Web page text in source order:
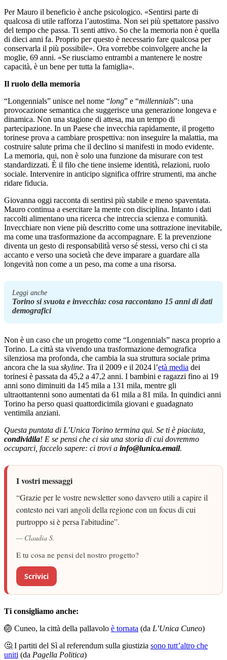
Per Mauro il beneficio è anche psicologico. «Sentirsi parte di
qualcosa di utile rafforza l’autostima. Non sei più spettatore passivo
del tempo che passa. Ti senti attivo. So che la memoria non è quella
di dieci anni fa. Proprio per questo è necessario fare qualcosa per
conservarla il più possibile». Ora vorrebbe coinvolgere anche la
moglie, 69 anni. «Se riusciamo entrambi a mantenere le nostre
capacità, è un bene per tutta la famiglia».
Il ruolo della memoria
“Longennials” unisce nel nome “long” e “millennials”: una
provocazione semantica che suggerisce una generazione longeva e
dinamica. Non una stagione di attesa, ma un tempo di
partecipazione. In un Paese che invecchia rapidamente, il progetto
torinese prova a cambiare prospettiva: non inseguire la malattia, ma
costruire salute prima che il declino si manifesti in modo evidente.
La memoria, qui, non è solo una funzione da misurare con test
standardizzati. È il filo che tiene insieme identità, relazioni, ruolo
sociale. Intervenire in anticipo significa offrire strumenti, ma anche
ridare fiducia.
Giovanna oggi racconta di sentirsi più stabile e meno spaventata.
Mauro continua a esercitare la mente con disciplina. Intanto i dati
raccolti alimentano una ricerca che intreccia scienza e comunità.
Invecchiare non viene più descritto come una sottrazione inevitabile,
ma come una trasformazione da accompagnare. E la prevenzione
diventa un gesto di responsabilità verso sé stessi, verso chi ci sta
accanto e verso una società che deve imparare a guardare alla
longevità non come a un peso, ma come a una risorsa.
Leggi anche
Torino si svuota e invecchia: cosa raccontano 15 anni di dati
demografici
Non è un caso che un progetto come “Longennials” nasca proprio a
Torino. La città sta vivendo una trasformazione demografica
silenziosa ma profonda, che cambia la sua struttura sociale prima
ancora che la sua skyline. Tra il 2009 e il 2024 l’età media dei
torinesi è passata da 45,2 a 47,2 anni. I bambini e ragazzi fino ai 19
anni sono diminuiti da 145 mila a 131 mila, mentre gli
ultraottantenni sono aumentati da 61 mila a 81 mila. In quindici anni
Torino ha perso quasi quattordicimila giovani e guadagnato
ventimila anziani.
Questa puntata di L’Unica Torino termina qui. Se ti è piaciuta,
condividila! E se pensi che ci sia una storia di cui dovremmo
occuparci, faccelo sapere: ci trovi a info@lunica.email.
I vostri messaggi
“Grazie per le vostre newsletter sono davvero utili a capire il
contesto nei vari angoli della regione con un focus di cui
purtroppo si è persa l'abitudine”.
— Claudia S.
E tu cosa ne pensi del nostro progetto?
Scrivici
Ti consigliamo anche:
🏐 Cuneo, la città della pallavolo è tornata (da L’Unica Cuneo)
🤔 I partiti del Sì al referendum sulla giustizia sono tutt’altro che
uniti (da Pagella Politica)